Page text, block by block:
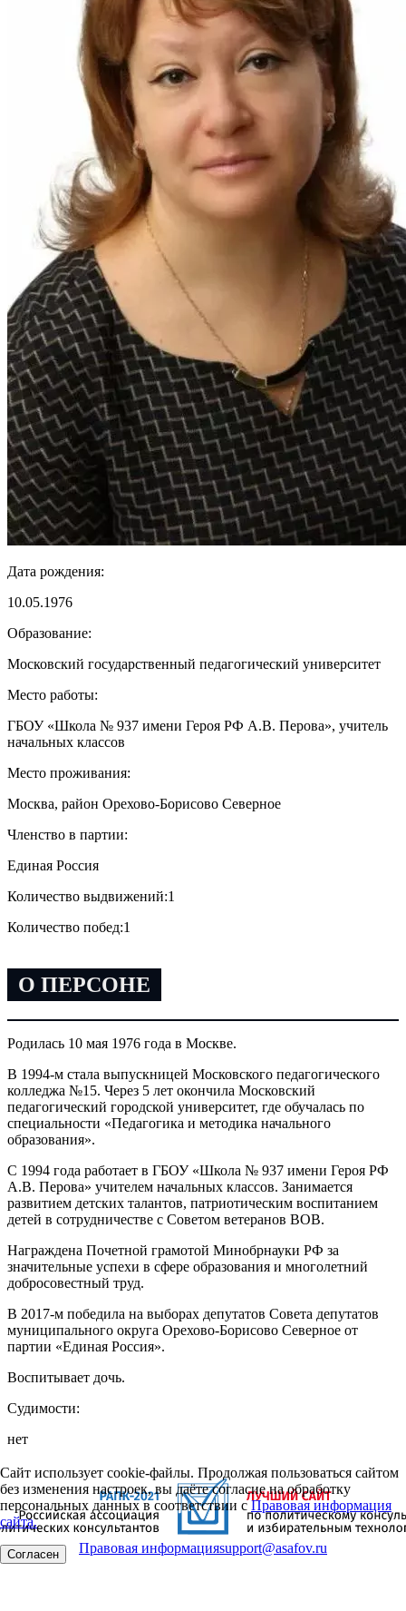
Дата рождения:
10.05.1976
Образование:
Московский государственный педагогический университет
Место работы:
ГБОУ «Школа № 937 имени Героя РФ А.В. Перова», учитель
начальных классов
Место проживания:
Москва, район Орехово-Борисово Северное
Членство в партии:
Единая Россия
Количество выдвижений:1
Количество побед:1
О ПЕРСОНЕ
Родилась 10 мая 1976 года в Москве.
В 1994-м стала выпускницей Московского педагогического
колледжа №15. Через 5 лет окончила Московский
педагогический городской университет, где обучалась по
специальности «Педагогика и методика начального
образования».
С 1994 года работает в ГБОУ «Школа № 937 имени Героя РФ
А.В. Перова» учителем начальных классов. Занимается
развитием детских талантов, патриотическим воспитанием
детей в сотрудничестве с Советом ветеранов ВОВ.
Награждена Почетной грамотой Минобрнауки РФ за
значительные успехи в сфере образования и многолетний
добросовестный труд.
В 2017-м победила на выборах депутатов Совета депутатов
муниципального округа Орехово-Борисово Северное от
партии «Единая Россия».
Воспитывает дочь.
Судимости:
нет
Сайт использует cookie-файлы. Продолжая пользоваться сайтом
без изменения настроек, вы даёте согласие на обработку
персональных данных в соответствии сПравовая информация
сайта.
Согласен Правовая информацияsupport@asafov.ru